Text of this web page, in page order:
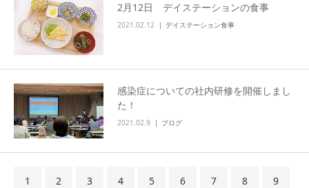
2月12日 デイステーションの食事
2021.02.12 デイステーション食事
感染症についての社内研修を開催しまし
た！
2021.02.9 ブログ
1 2 3 4 5 6 7 8 9